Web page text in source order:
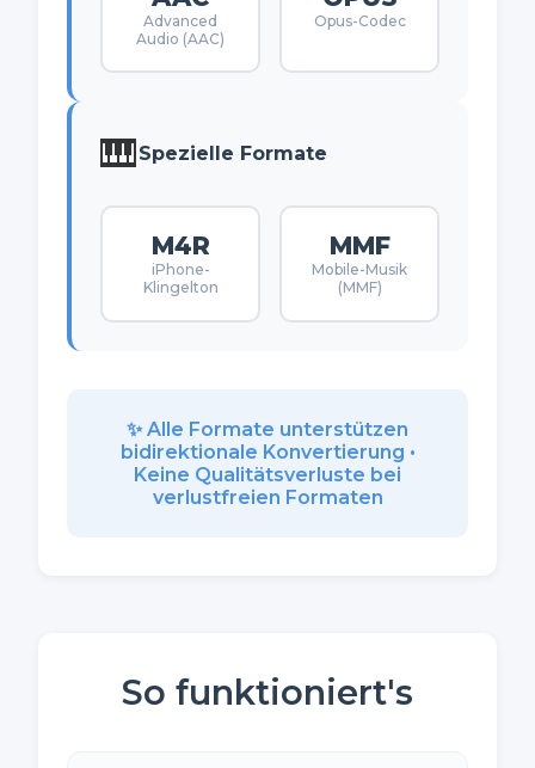
Advanced
Audio (AAC)
Opus-Codec
🎹Spezielle Formate
M4R
iPhone-
Klingelton
MMF
Mobile-Musik
(MMF)
✨ Alle Formate unterstützen
bidirektionale Konvertierung •
Keine Qualitätsverluste bei
verlustfreien Formaten
So funktioniert's